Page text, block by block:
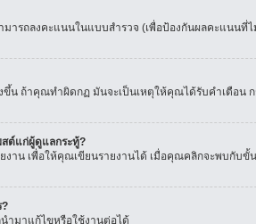
ารถลงคะแนนในแบบสำรวจ (เพื่อป้องกันผลคะแนน
น ถ้าคุณทำผิดกฏ มันจะเป็นเหตุให้คุณได้รับคำเตือน
สต์แก่ผู้ดูแลกระทู้?
น เพื่อให้คุณเขียนรายงานได้ เมื่อคุณคลิกจะพบกับขั้
มาแก้ไขหรือใช้งานต่อได้